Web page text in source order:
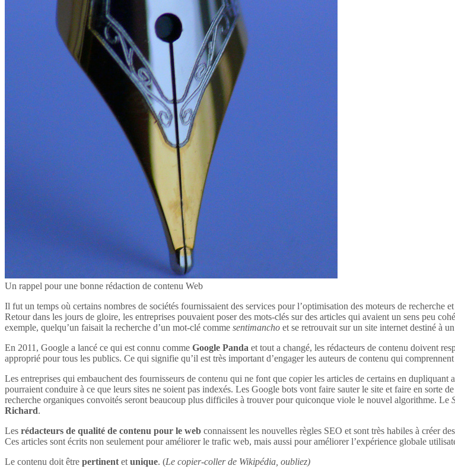
Un rappel pour une bonne rédaction de contenu Web
Il fut un temps où certains nombres de sociétés fournissaient des services pour l’optimisation des moteurs de recherche
Retour dans les jours de gloire, les entreprises pouvaient poser des mots-clés sur des articles qui avaient un sens peu
exemple, quelqu’un faisait la recherche d’un mot-clé comme sentimancho et se retrouvait sur un site internet destiné à
En 2011, Google a lancé ce qui est connu comme Google Panda et tout a changé, les rédacteurs de contenu doivent
approprié pour tous les publics. Ce qui signifie qu’il est très important d’engager les auteurs de contenu qui
Les entreprises qui embauchent des fournisseurs de contenu qui ne font que copier les articles de certains en
pourraient conduire à ce que leurs sites ne soient pas indexés. Les Google bots vont faire sauter le site et faire en sorte
recherche organiques convoités seront beaucoup plus difficiles à trouver pour quiconque viole le nouvel algorithme. Le
Richard.
Les rédacteurs de qualité de contenu pour le web connaissent les nouvelles règles SEO et sont très habiles à créer
Ces articles sont écrits non seulement pour améliorer le trafic web, mais aussi pour améliorer l’expérience globale
Le contenu doit être pertinent et unique. (Le copier-coller de Wikipédia, oubliez)